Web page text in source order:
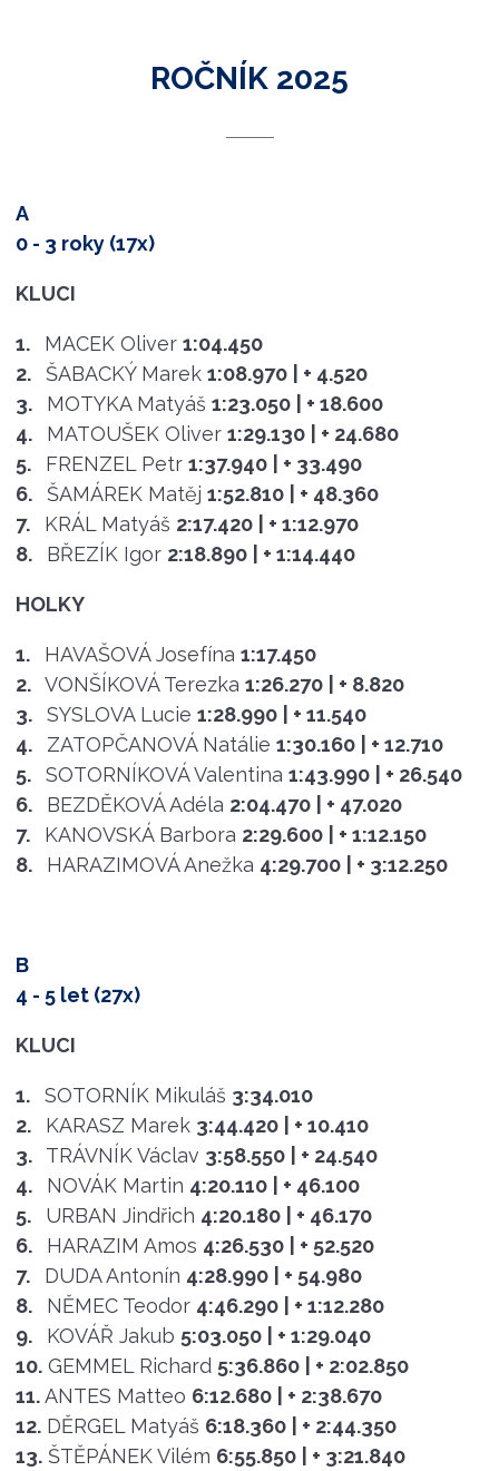
ROČNÍK 2025
A
0 - 3 roky (17x)
KLUCI
1. MACEK Oliver 1:04.450
2.
ŠABACKÝ Marek 1:08.970
| + 4.520
3.
MOTYKA Matyáš 1:23.050
| + 18.600
4.
MATOUŠEK Oliver 1:29.130
| + 24.680
5.
FRENZEL Petr 1:37.940
| + 33.490
6.
ŠAMÁREK Matěj 1:52.810
| + 48.360
7.
KRÁL Matyáš 2:17.420
| + 1:12.970
8.
BŘEZÍK Igor 2:18.890 | + 1:14.440
HOLKY
1. HAVAŠOVÁ Josefína 1:17.450
2. VONŠÍKOVÁ Terezka 1:26.270
| + 8.820
3.
SYSLOVA Lucie 1:28.990
| + 11.540
4.
ZATOPČANOVÁ Natálie 1:30.160
| + 12.710
5.
SOTORNÍKOVÁ Valentina 1:43.990
| + 26.540
6.
BEZDĚKOVÁ Adéla 2:04.470
| + 47.020
7.
KANOVSKÁ Barbora 2:29.600
| + 1:12.150
8.
HARAZIMOVÁ Anežka 4:29.700 | + 3:12.250
B
4 - 5 let (27x)
KLUCI
1. SOTORNÍK Mikuláš 3:34.010
2.
KARASZ Marek 3:44.420
| + 10.410
3.
TRÁVNÍK Václav 3:58.550
| + 24.540
4.
NOVÁK Martin 4:20.110
| + 46.100
5.
URBAN Jindřich 4:20.180
| + 46.170
6.
HARAZIM Amos 4:26.530
| + 52.520
7.
DUDA Antonín 4:28.990
| + 54.980
8.
NĚMEC Teodor 4:46.290
| + 1:12.280
9.
KOVÁŘ Jakub 5:03.050
| + 1:29.040
10. GEMMEL Richard 5:36.860
| + 2:02.850
11. ANTES Matteo 6:12.680
| + 2:38.670
12. DĚRGEL Matyáš 6:18.360
| + 2:44.350
13. ŠTĚPÁNEK Vilém 6:55.850
| + 3:21.840